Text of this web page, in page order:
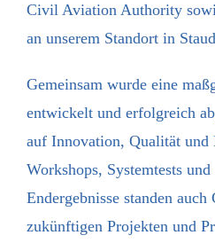
Civil Aviation Authority
an unserem Standort in
Gemeinsam wurde eine
entwickelt und erfolgreich
auf Innovation, Qualität und
Workshops, Systemtests
Endergebnisse standen auch
zukünftigen Projekten und